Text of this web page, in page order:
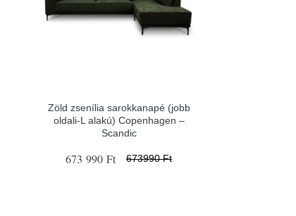
Zöld zsenília sarokkanapé (jobb
oldali-L alakú) Copenhagen –
Scandic
673 990 Ft 673990 Ft